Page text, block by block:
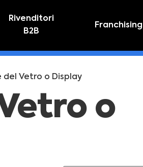
Rivenditori
B2B
Franchising
Vetro o Display
o